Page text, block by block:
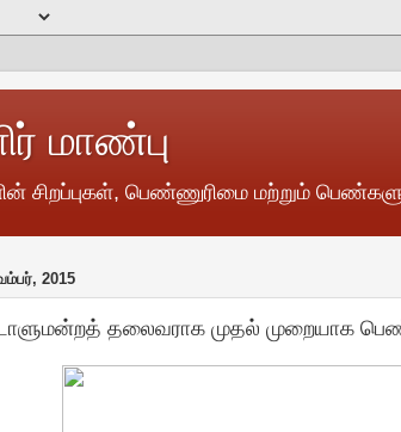
மாண்பு
சிறப்புகள், பெண்ணுரிமை மற்றும்
2015
தலைவராக முதல் முறையாக